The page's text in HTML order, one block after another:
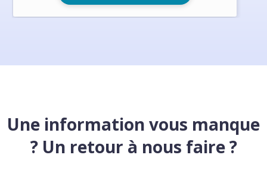
Une information vous manque
? Un retour à nous faire ?